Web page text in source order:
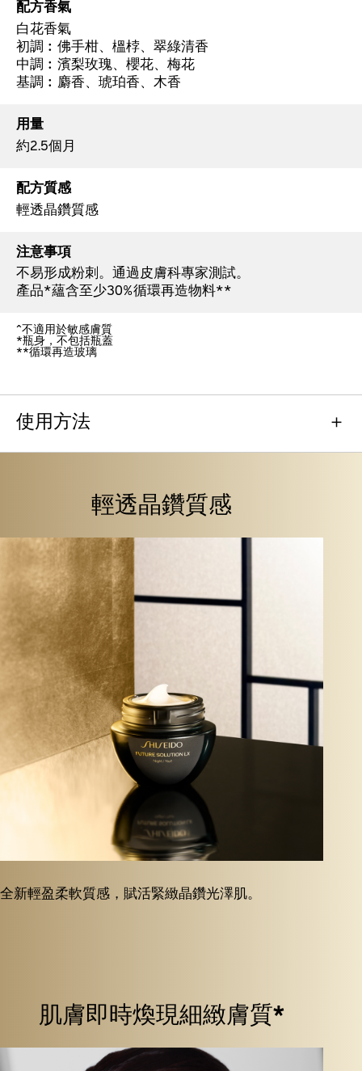
配方香氣
白花香氣
初調︰佛手柑、榲桲、翠綠清香
中調︰濱梨玫瑰、櫻花、梅花
基調︰麝香、琥珀香、木香
用量
約2.5個月
配方質感
輕透晶鑽質感
注意事項
不易形成粉刺。通過皮膚科專家測試。
產品*蘊含至少30%循環再造物料**
^不適用於敏感膚質
*瓶身，不包括瓶蓋
**循環再造玻璃
使用方法
輕透晶鑽質感
全新輕盈柔軟質感，賦活緊緻晶鑽光澤肌。
肌膚即時煥現細緻膚質*